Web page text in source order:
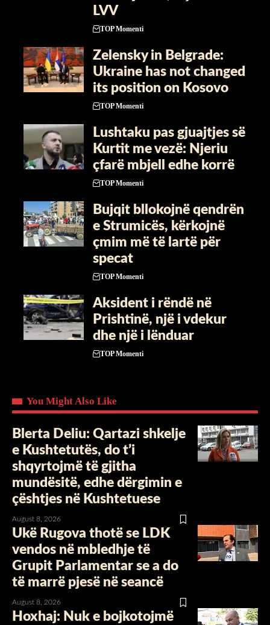
LVV
TOP Momenti
Zelensky in Belgrade:
Ukraine has not changed
its position on Kosovo
TOP Momenti
​Lushtaku pas gjuajtjes së
Kurtit me vezë: Njeriu
çfarë mbjell edhe korrë
TOP Momenti
Bujqit bllokojnë qendrën
e Strumicës, kërkojnë
çmim më të lartë për
specat
TOP Momenti
Aksident i rëndë në
Prishtinë, një i vdekur
dhe një i lënduar
TOP Momenti
You Might Also Like
Blerta Deliu: Qartazi shkelje
e Kushtetutës, do t’i
shqyrtojmë të gjitha
mundësitë, edhe dërgimin e
çështjes në Kushtetuese
August 8, 2026
Ukë Rugova thotë se LDK
vendos në mbledhje të
Grupit Parlamentar se a do
të marrë pjesë në seancë
August 8, 2026
Hoxhaj: Nuk e bojkotojmë